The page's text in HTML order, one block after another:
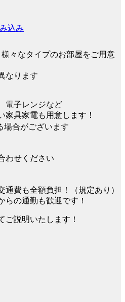
込み
々なタイプのお部屋をご用意
なります
子レンジなど
家具家電も用意します！
合がございます
わせください
通費も全額負担！（規定あり）
らの通勤も歓迎です！
ご説明いたします！